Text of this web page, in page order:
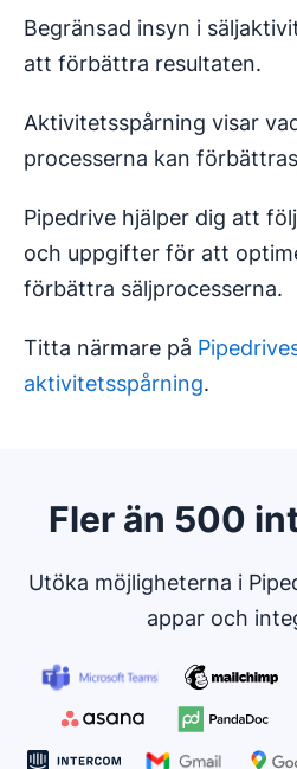
Begränsad insyn i
att förbättra resultaten.
Aktivitetsspårning visar
processerna kan
Pipedrive hjälper dig att
och uppgifter för att
förbättra säljprocesserna.
Titta närmare på
aktivitetsspårning.
Fler än 500
Utöka möjligheterna i
appar och